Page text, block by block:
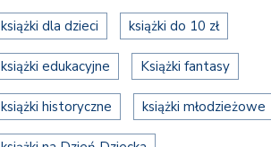
książki dla dzieci książki do 10 zł
książki edukacyjne Książki fantasy
książki historyczne książki młodzieżowe